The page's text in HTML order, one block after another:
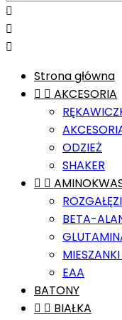



Strona główna
  AKCESORIA
ODZIEŻ
SHAKER
 
BETA-
EAA
BATONY
  BIAŁKA